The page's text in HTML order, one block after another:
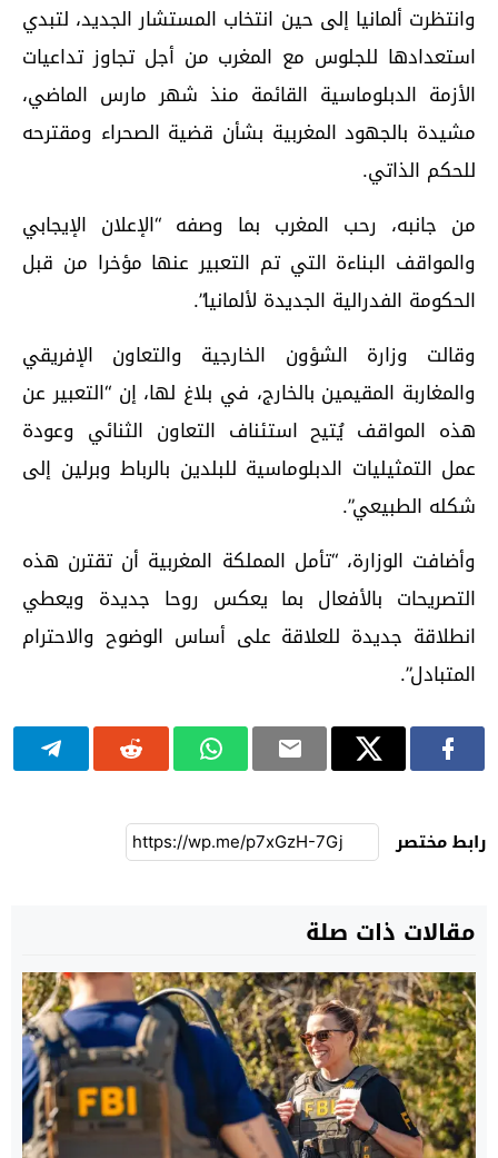
وانتظرت ألمانيا إلى حين انتخاب المستشار الجديد، لتبدي
استعدادها للجلوس مع المغرب من أجل تجاوز تداعيات
الأزمة الدبلوماسية القائمة منذ شهر مارس الماضي،
مشيدة بالجهود المغربية بشأن قضية الصحراء ومقترحه
للحكم الذاتي.
من جانبه، رحب المغرب بما وصفه “الإعلان الإيجابي
والمواقف البناءة التي تم التعبير عنها مؤخرا من قبل
الحكومة الفدرالية الجديدة لألمانيا”.
وقالت وزارة الشؤون الخارجية والتعاون الإفريقي
والمغاربة المقيمين بالخارج، في بلاغ لها، إن “التعبير عن
هذه المواقف يُتيح استئناف التعاون الثنائي وعودة
عمل التمثيليات الدبلوماسية للبلدين بالرباط وبرلين إلى
شكله الطبيعي”.
وأضافت الوزارة، “تأمل المملكة المغربية أن تقترن هذه
التصريحات بالأفعال بما يعكس روحا جديدة ويعطي
انطلاقة جديدة للعلاقة على أساس الوضوح والاحترام
المتبادل”.
رابط مختصر
مقالات ذات صلة